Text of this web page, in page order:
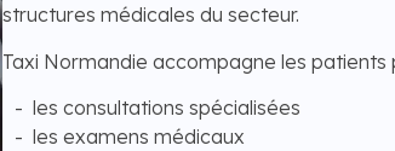
structures médicales du secteur.
Taxi Normandie accompagne les patients
les consultations spécialisées
les examens médicaux